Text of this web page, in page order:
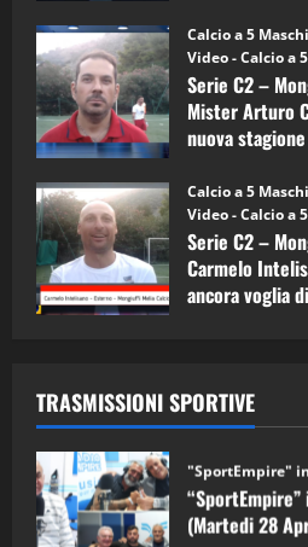
Calcio a 5
Video - Calcio a 5
Serie C2 –
Mister Arturo
nuova
Calcio a 5
Video - Calcio a 5
Serie C2 –
Carmelo
ancora voglia
TRASMISSIONI SPORTIVE
5
“SportEmpire”
(Martedi 07
08/04/2026
1
“SportEmpire”
(Martedi 05
08/05/2026
2 28/04/2026
"SportEmpire"
(Martedi 21